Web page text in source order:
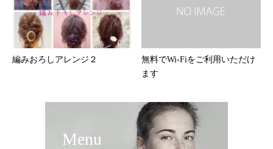
編みおろしアレンジ２
無料でWi-Fiをご利用いただけ
ます
Menu